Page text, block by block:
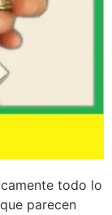
todo lo
parecen